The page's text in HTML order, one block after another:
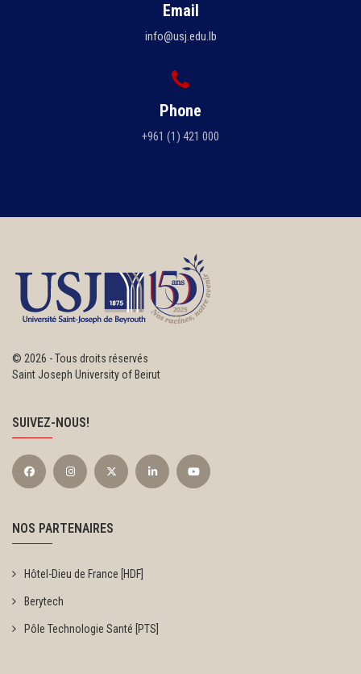
Email
info@usj.edu.lb
Phone
+961 (1) 421 000
© 2026 - Tous droits réservés
Saint Joseph University of Beirut
SUIVEZ-NOUS!
NOS PARTENAIRES
Hôtel-Dieu de France [HDF]
Berytech
Pôle Technologie Santé [PTS]